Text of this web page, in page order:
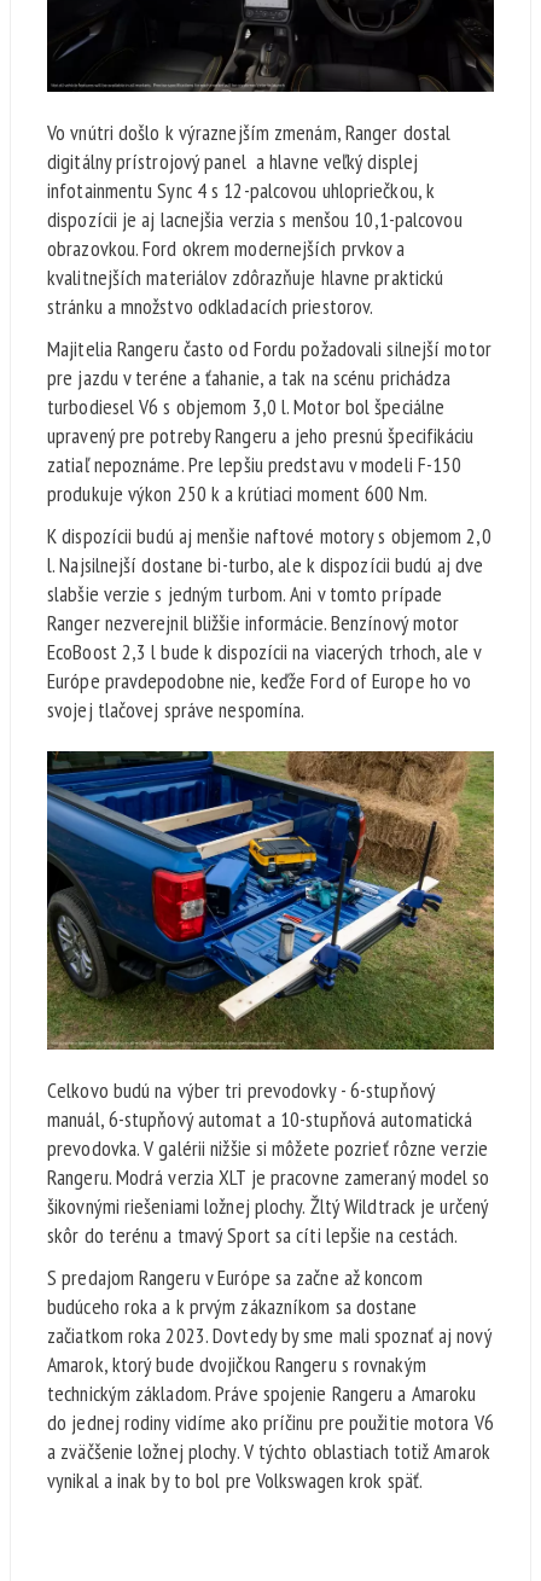
Vo vnútri došlo k výraznejším zmenám, Ranger dostal
digitálny prístrojový panel a hlavne veľký displej
infotainmentu Sync 4 s 12-palcovou uhlopriečkou, k
dispozícii je aj lacnejšia verzia s menšou 10,1-palcovou
obrazovkou. Ford okrem modernejších prvkov a
kvalitnejších materiálov zdôrazňuje hlavne praktickú
stránku a množstvo odkladacích priestorov.
Majitelia Rangeru často od Fordu požadovali silnejší motor
pre jazdu v teréne a ťahanie, a tak na scénu prichádza
turbodiesel V6 s objemom 3,0 l. Motor bol špeciálne
upravený pre potreby Rangeru a jeho presnú špecifikáciu
zatiaľ nepoznáme. Pre lepšiu predstavu v modeli F-150
produkuje výkon 250 k a krútiaci moment 600 Nm.
K dispozícii budú aj menšie naftové motory s objemom 2,0
l. Najsilnejší dostane bi-turbo, ale k dispozícii budú aj dve
slabšie verzie s jedným turbom. Ani v tomto prípade
Ranger nezverejnil bližšie informácie. Benzínový motor
EcoBoost 2,3 l bude k dispozícii na viacerých trhoch, ale v
Európe pravdepodobne nie, keďže Ford of Europe ho vo
svojej tlačovej správe nespomína.
Celkovo budú na výber tri prevodovky - 6-stupňový
manuál, 6-stupňový automat a 10-stupňová automatická
prevodovka. V galérii nižšie si môžete pozrieť rôzne verzie
Rangeru. Modrá verzia XLT je pracovne zameraný model so
šikovnými riešeniami ložnej plochy. Žltý Wildtrack je určený
skôr do terénu a tmavý Sport sa cíti lepšie na cestách.
S predajom Rangeru v Európe sa začne až koncom
budúceho roka a k prvým zákazníkom sa dostane
začiatkom roka 2023. Dovtedy by sme mali spoznať aj nový
Amarok, ktorý bude dvojičkou Rangeru s rovnakým
technickým základom. Práve spojenie Rangeru a Amaroku
do jednej rodiny vidíme ako príčinu pre použitie motora V6
a zväčšenie ložnej plochy. V týchto oblastiach totiž Amarok
vynikal a inak by to bol pre Volkswagen krok späť.